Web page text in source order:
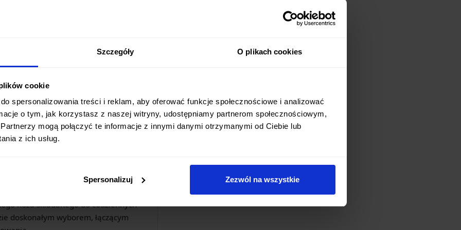
Szczegóły O plikach cookies
cookie
spersonalizowania treści i reklam, aby oferować funkcje społecznościowe i analizować
o tym, jak korzystasz z naszej witryny, udostępniamy partnerom społecznościowym,
mogą połączyć te informacje z innymi danymi otrzymanymi od Ciebie lub
z ich usług.
Spersonalizuj Zezwól na wszystkie
temperatury i wilgoć, co
w niezawodną blokadę typu
pozycji otwartej, minimalizując ryzyko
profil i zintegrowany klips
noża w kieszeni lub na pasku.
podejścia do projektowania,
funkcjonalny. Kwaiken Air Mini
ergonomii, dostosowanej do
noża składanego do codziennych
doskonałym wyborem, łączącym